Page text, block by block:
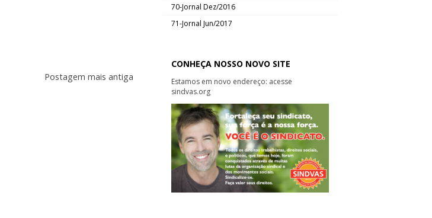
Postagem mais antiga
70-Jornal Dez/2016
71-Jornal Jun/2017
CONHEÇA NOSSO NOVO SITE
Estamos em novo endereço: acesse
sindvas.org